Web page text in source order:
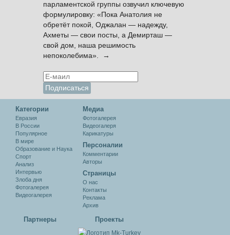
парламентской группы озвучил ключевую
формулировку: «Пока Анатолия не
обретёт покой, Оджалан — надежду,
Ахметы — свои посты, а Демирташ —
свой дом, наша решимость
непоколебима». →
Категории
Евразия
В России
Популярное
В мире
Образование и Наука
Спорт
Анализ
Интервью
Злоба дня
Фотогалерея
Видеогалерея
Медиа
Фотогалерея
Видеогалеря
Карикатуры
Персоналии
Комментарии
Авторы
Cтраницы
О нас
Контакты
Реклама
Архив
Партнеры Проекты